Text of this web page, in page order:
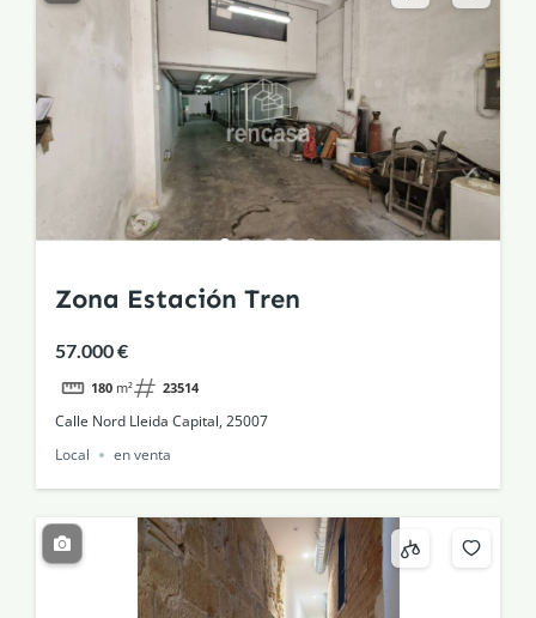
Zona Estación Tren
57.000 €
180 m² 23514
Calle Nord Lleida Capital, 25007
Local
en venta